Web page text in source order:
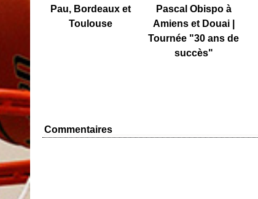
Pau, Bordeaux et
Toulouse
Pascal Obispo à
Amiens et Douai |
Tournée "30 ans de
succès"
Commentaires